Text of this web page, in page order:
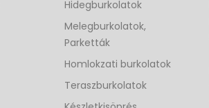
Hidegburkolatok
Melegburkolatok,
Parketták
Homlokzati burkolatok
Teraszburkolatok